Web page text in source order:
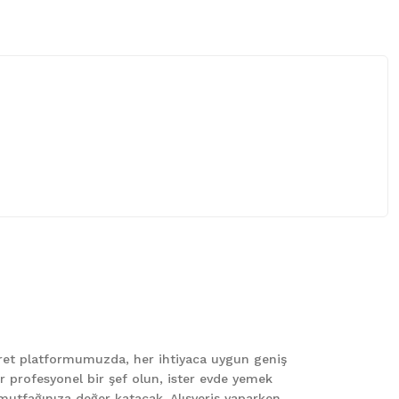
platformumuzda, her ihtiyaca uygun geniş
profesyonel bir şef olun, ister evde yemek